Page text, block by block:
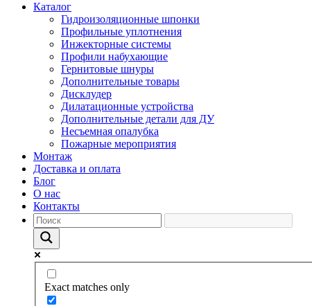
Каталог
Гидроизоляционные шпонки
Профильные уплотнения
Инжекторные системы
Профили набухающие
Гернитовые шнуры
Дополнительные товары
Дисклудер
Дилатационные устройства
Дополнительные детали для ДУ
Несъемная опалубка
Пожарные мероприятия
Монтаж
Доставка и оплата
Блог
О нас
Контакты
Exact matches only